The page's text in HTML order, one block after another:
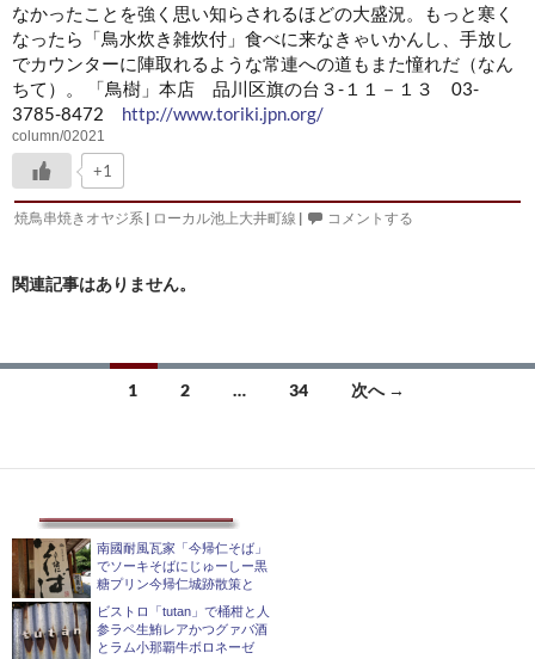
なかったことを強く思い知らされるほどの大盛況。もっと寒く
なったら「鳥水炊き雑炊付」食べに来なきゃいかんし、手放し
でカウンターに陣取れるような常連への道もまた憧れだ（なん
ちて）
。 「鳥樹」本店 品川区旗の台３-１１－１３ 03-
3785-8472 http://www.toriki.jpn.org/
column/02021
+1
焼鳥串焼きオヤジ系 | ローカル池上大井町線 | コメントする
関連記事はありません。
ナ
ゲ
ー
シ
1 2 … 34 次へ →
南國耐風瓦家「今帰仁そば」
でソーキそばにじゅーしー黒
糖プリン今帰仁城跡散策と
ビストロ「tutan」で桶柑と人
参ラペ生鮪レアかつグァバ酒
とラム小那覇牛ボロネーゼ